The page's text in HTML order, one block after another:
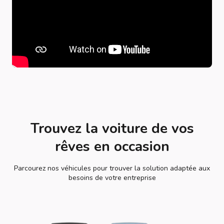
Trouvez la voiture de vos
rêves en occasion
Parcourez nos véhicules pour trouver la solution adaptée aux
besoins de votre entreprise